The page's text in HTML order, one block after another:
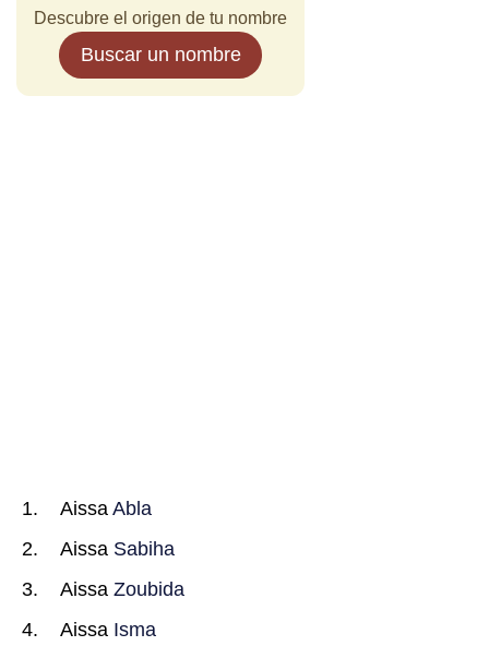
Descubre el origen de tu nombre
Buscar un nombre
Aissa Abla
Aissa Sabiha
Aissa Zoubida
Aissa Isma